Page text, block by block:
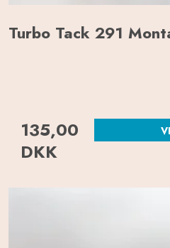
Turbo Tack 291
135,00
DKK